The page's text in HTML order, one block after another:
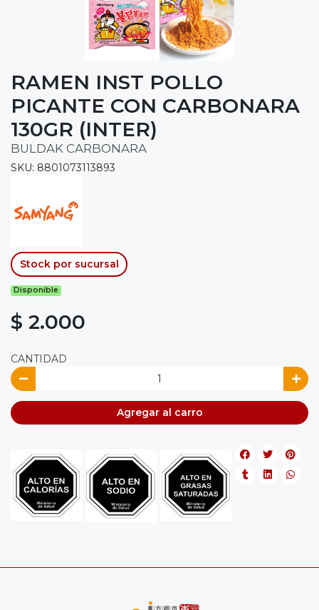
RAMEN INST POLLO
PICANTE CON CARBONARA
130GR (INTER)
BULDAK CARBONARA
SKU: 8801073113893
Stock por sucursal
Disponible
$ 2.000
CANTIDAD
Agregar al carro